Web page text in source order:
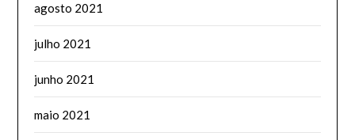
agosto 2021
julho 2021
junho 2021
maio 2021